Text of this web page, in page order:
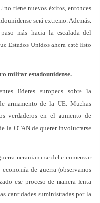
no tiene nuevos éxitos, entonces
será extremo. Además,
más hacia la escalada del
Estados Unidos ahora esté listo
militar estadounidense.
líderes europeos sobre la
armamento de la UE. Muchas
verdaderos en el aumento de
la OTAN de querer involucrarse
ucraniana se debe comenzar
de guerra (observamos
ese proceso de manera lenta
cantidades suministradas por la